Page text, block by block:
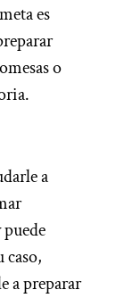
es
o
a
caso,
a preparar